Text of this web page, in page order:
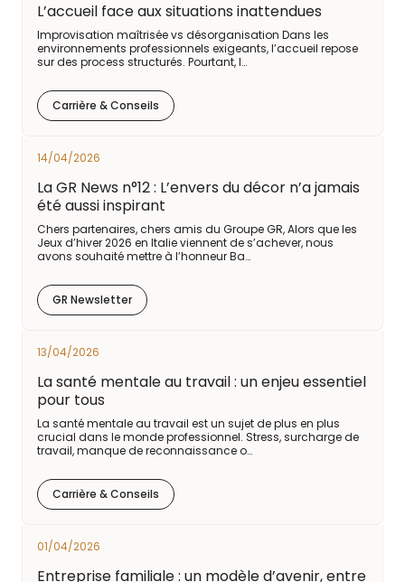
L’accueil face aux situations inattendues
Improvisation maîtrisée vs désorganisation Dans les
environnements professionnels exigeants, l’accueil repose
sur des process structurés. Pourtant, l…
Carrière & Conseils
14/04/2026
La GR News n°12 : L’envers du décor n’a jamais
été aussi inspirant
Chers partenaires, chers amis du Groupe GR, Alors que les
Jeux d’hiver 2026 en Italie viennent de s’achever, nous
avons souhaité mettre à l’honneur Ba…
GR Newsletter
13/04/2026
La santé mentale au travail : un enjeu essentiel
pour tous
La santé mentale au travail est un sujet de plus en plus
crucial dans le monde professionnel. Stress, surcharge de
travail, manque de reconnaissance o…
Carrière & Conseils
01/04/2026
Entreprise familiale : un modèle d’avenir, entre